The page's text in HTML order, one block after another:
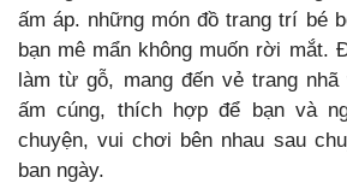
ấm áp. những món đồ trang trí bé
bạn mê mẩn không muốn rời mắt.
làm từ gỗ, mang đến vẻ trang
ấm cúng, thích hợp để bạn và
chuyện, vui chơi bên nhau sau
ban ngày.